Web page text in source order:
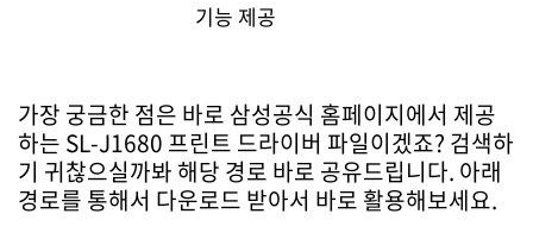
기능 제공
가장 궁금한 점은 바로 삼성공식 홈페이지에서 제공
하는 SL-J1680 프린트 드라이버 파일이겠죠? 검색하
기 귀찮으실까봐 해당 경로 바로 공유드립니다. 아래
경로를 통해서 다운로드 받아서 바로 활용해보세요.